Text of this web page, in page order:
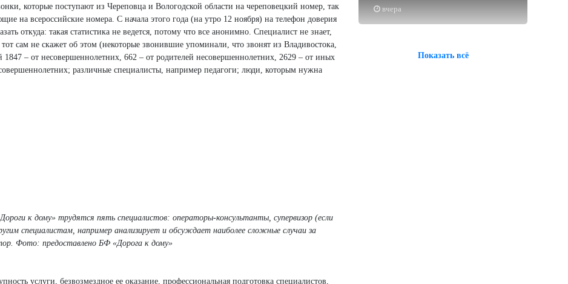
которые поступают из Череповца и Вологодской области на череповецкий номер, так
на всероссийские номера. С начала этого года (на утро 12 ноября) на телефон доверия
откуда: такая статистика не ведется, потому что все анонимно. Специалист не знает,
сам не скажет об этом (некоторые звонившие упоминали, что звонят из Владивостока,
– от несовершеннолетних, 662 – от родителей несовершеннолетних, 2629 – от иных
различные специалисты, например педагоги; люди, которым нужна
к дому» трудятся пять специалистов: операторы-консультанты, супервизор (если
специалистам, например анализирует и обсуждает наиболее сложные случаи за
Фото: предоставлено БФ «Дорога к дому»
услуги, безвозмездное ее оказание, профессиональная подготовка специалистов,
вчера
Показать всё